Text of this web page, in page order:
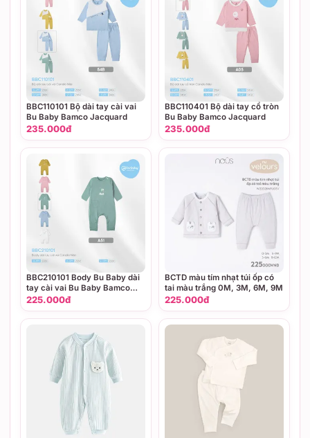
BBC110101 Bộ dài tay cài vai
Bu Baby Bamco Jacquard
235.000đ
BBC110401 Bộ dài tay cổ tròn
Bu Baby Bamco Jacquard
235.000đ
BBC210101 Body Bu Baby dài
tay cài vai Bu Baby Bamco
Jacquard
225.000đ
BCTD màu tím nhạt túi ốp có
tai màu trắng 0M, 3M, 6M, 9M
225.000đ